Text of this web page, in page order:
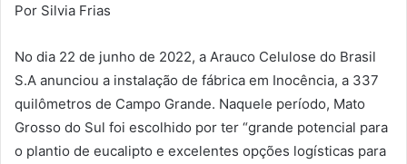
Por Silvia Frias
No dia 22 de junho de 2022, a Arauco Celulose do Brasil
S.A anunciou a instalação de fábrica em Inocência, a 337
quilômetros de Campo Grande. Naquele período, Mato
Grosso do Sul foi escolhido por ter “grande potencial para
o plantio de eucalipto e excelentes opções logísticas para